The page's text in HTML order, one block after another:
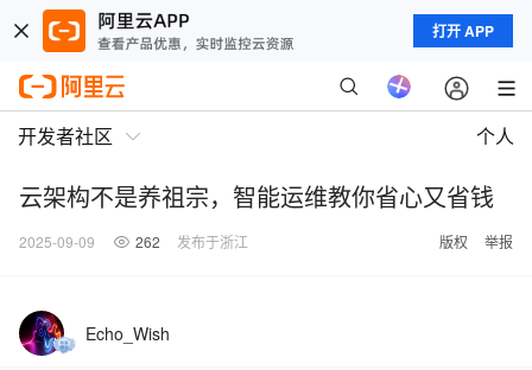
打开 APP
开发者社区 个人
云架构不是养祖宗，智能运维教你省心又省钱
2025-09-09 262 发布于浙江 版权 举报
Echo_Wish